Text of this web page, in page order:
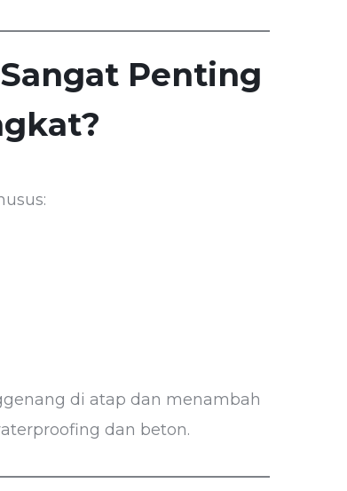
Penting
di atap dan menambah
dan beton.